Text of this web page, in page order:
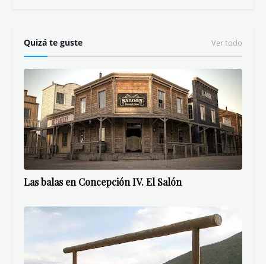
Quizá te guste Ver todo
Las balas en Concepción IV. El Salón